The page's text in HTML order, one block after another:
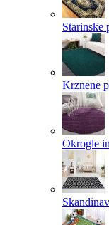
Starinske
Krznene
Okrogle